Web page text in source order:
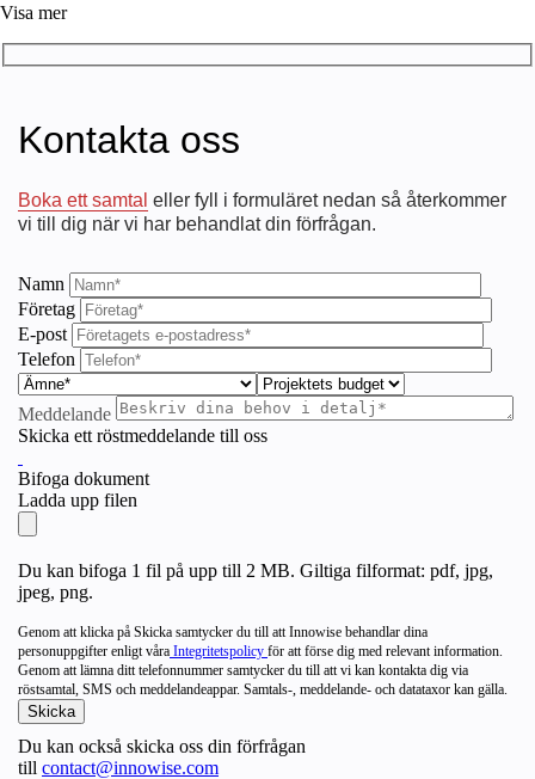
Visa mer
Kontakta oss
Boka ett samtal eller fyll i formuläret nedan så återkommer
vi till dig när vi har behandlat din förfrågan.
Namn
Företag
E-post
Telefon
Meddelande
Skicka ett röstmeddelande till oss
Bifoga dokument
Ladda upp filen
Du kan bifoga 1 fil på upp till 2 MB. Giltiga filformat: pdf, jpg,
jpeg, png.
Genom att klicka på Skicka samtycker du till att Innowise behandlar dina
personuppgifter enligt våra Integritetspolicy för att förse dig med relevant information.
Genom att lämna ditt telefonnummer samtycker du till att vi kan kontakta dig via
röstsamtal, SMS och meddelandeappar. Samtals-, meddelande- och datataxor kan gälla.
Du kan också skicka oss din förfrågan
till contact@innowise.com